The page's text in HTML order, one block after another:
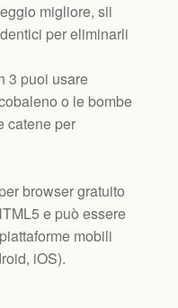
migliore, sii
per eliminarli
3 puoi usare
o le bombe
catene per
browser gratuito
e può essere
mobili
iOS).